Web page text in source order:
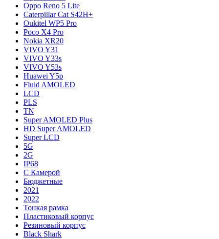
Oppo Reno 5 Lite
Caterpillar Cat S42H+
Oukitel WP5 Pro
Poco X4 Pro
Nokia XR20
VIVO Y31
VIVO Y33s
VIVO Y53s
Huawei Y5p
Fluid AMOLED
LCD
PLS
TN
Super AMOLED Plus
HD Super AMOLED
Super LCD
5G
2G
IP68
С Камерой
Бюджетные
2021
2022
Тонкая рамка
Пластиковый корпус
Резиновый корпус
Black Shark